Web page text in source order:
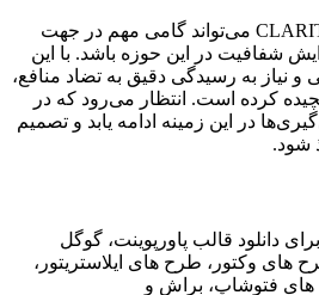
در نهایت، تصویب قانون CLARITY می‌تواند گامی مهم در جهت
شفافیت در این حوزه باشد. با این
و نیاز به رسیدگی دقیق به تضاد منافع،
کرده است. انتظار می‌رود که در
در این زمینه ادامه یابد و تصمیم
شود.
دانلود قالب پاورپوینت، گوگل
های وکتور، طرح های ایلاستریتور،
های فتوشاپ، براش و